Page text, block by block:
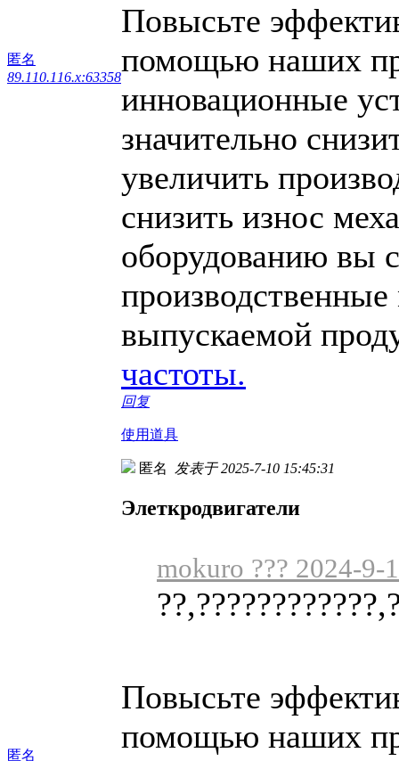
匿名
89.110.116.x:63358
Повысьте
помощью наших
инновационные
значительно
увеличить
снизить износ
оборудованию вы
выпускаемой
частоты.
回复
使用道具
匿名
匿名 发表于 2025-7-10 15:45:31
Элеткродвигатели
mokuro ??? 2024-9-
Повысьте
помощью наших